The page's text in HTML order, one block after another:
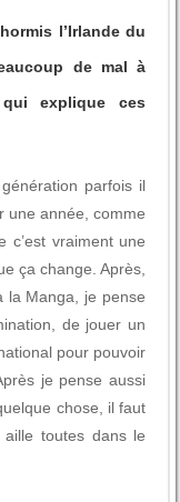
l’Irlande du
de mal à
qui explique ces
parfois il
une année, comme
c’est vraiment une
ça change. Après,
la Manga, je pense
de jouer un
pour pouvoir
je pense aussi
chose, il faut
aille toutes dans le